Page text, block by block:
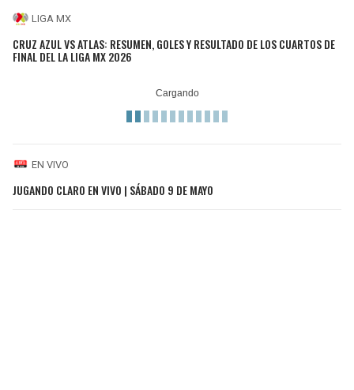
LIGA MX
CRUZ AZUL VS ATLAS: RESUMEN, GOLES Y RESULTADO DE LOS CUARTOS DE
FINAL DEL LA LIGA MX 2026
EN VIVO
JUGANDO CLARO EN VIVO | SÁBADO 9 DE MAYO